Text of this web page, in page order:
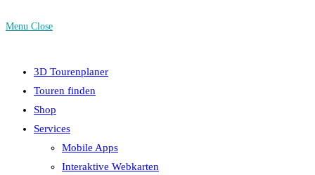
Menu Close
3D Tourenplaner
Touren finden
Shop
Services
Mobile Apps
Interaktive Webkarten